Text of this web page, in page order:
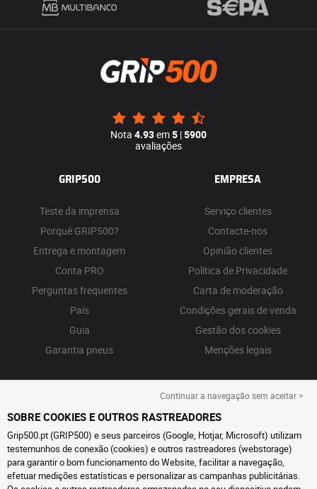
Nota 4.93em5 |5900
avaliações
GRIP500
Teste da imprensa
Porquê GRIP500?
Entrega e montagem
Conta PRO
Perguntas frequentes
País
Guia
Garantia pneus
EMPRESA
Serviço clientes
Contacte-nos
Opinião clientes
Política de Privacidade
Carta de moderação
Condições gerais de venda
Gestão dos cookies
Menções legais
Continuar a navegação sem aceitar >
SOBRE COOKIES E OUTROS RASTREADORES
Grip500.pt (GRIP500) e seus parceiros (Google, Hotjar, Microsoft) utilizam
testemunhos de conexão (cookies) e outros rastreadores (webstorage)
para garantir o bom funcionamento do Website, facilitar a navegação,
efetuar medições estatísticas e personalizar as campanhas publicitárias.